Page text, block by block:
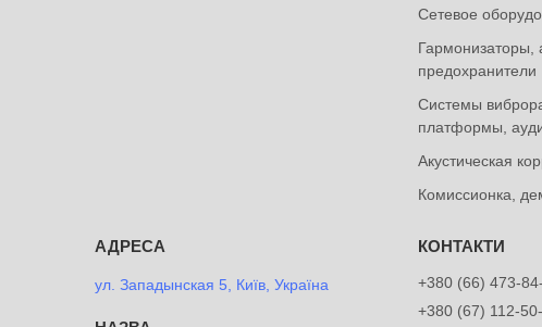
Сетевое
Гармонизаторы,
предохранители
Системы
платформы,
Акустическая
Комиссионка,
ул. Западынская 5, Київ, Україна
+380 (66) 473-
+380 (67) 112-